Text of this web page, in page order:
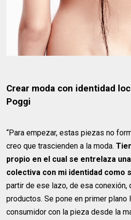
Crear moda con identidad
Poggi
“Para empezar, estas piezas no
creo que trascienden a la moda.
propio en el cual se entrelaza
colectiva con mi identidad como
partir de ese lazo, de esa conexión,
productos. Se pone en primer plano
consumidor con la pieza desde la